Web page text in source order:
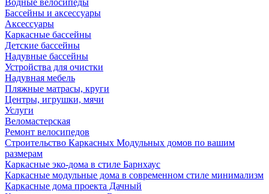
Водные велосипеды
Бассейны и аксессуары
Аксессуары
Каркасные бассейны
Детские бассейны
Надувные бассейны
Устройства для очистки
Надувная мебель
Пляжные матрасы, круги
Центры, игрушки, мячи
Услуги
Веломастерская
Ремонт велосипедов
Строительство Каркасных Модульных домов по вашим
размерам
Каркасные эко-дома в стиле Барнхаус
Каркасные модульные дома в современном стиле минимализм
Каркасные дома проекта Дачный